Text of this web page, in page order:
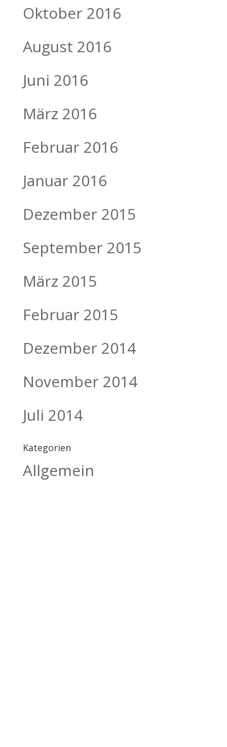
Oktober 2016
August 2016
Juni 2016
März 2016
Februar 2016
Januar 2016
Dezember 2015
September 2015
März 2015
Februar 2015
Dezember 2014
November 2014
Juli 2014
Kategorien
Allgemein